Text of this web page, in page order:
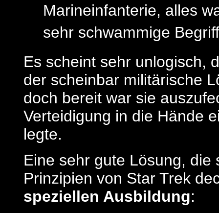
Marineinfanterie, alles
sehr schwammige
Es scheint sehr unlogisch,
der scheinbar militärische
doch bereit war sie
Verteidigung in die Hände
legte.
Eine sehr gute Lösung,
Prinzipien von Star Trek
speziellen Ausbildung: